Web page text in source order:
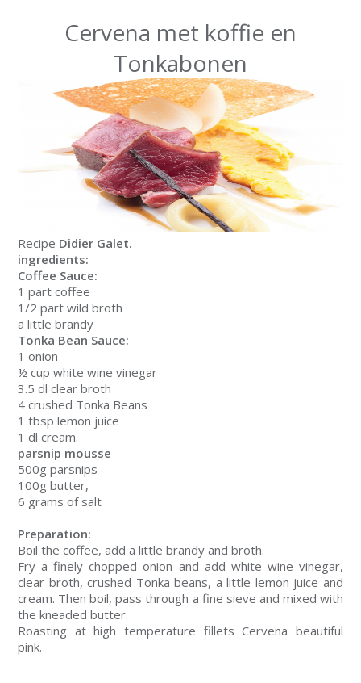
Cervena met koffie en
Tonkabonen
Recipe Didier Galet.
ingredients:
Coffee Sauce:
1 part coffee
1/2 part wild broth
a little brandy
Tonka Bean Sauce:
1 onion
½ cup white wine vinegar
3.5 dl clear broth
4 crushed Tonka Beans
1 tbsp lemon juice
1 dl cream.
parsnip mousse
500g parsnips
100g butter,
6 grams of salt
Preparation:
Boil the coffee, add a little brandy and broth.
Fry a finely chopped onion and add white wine vinegar,
clear broth, crushed Tonka beans, a little lemon juice and
cream. Then boil, pass through a fine sieve and mixed with
the kneaded butter.
Roasting at high temperature fillets Cervena beautiful
pink.